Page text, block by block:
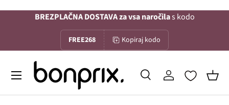
Na vsebino
BREZPLAČNA DOSTAVA za vsa naročilas kodo
FREE268 Kopiraj kodo
Iskanje
IskanjePrijava
Menu